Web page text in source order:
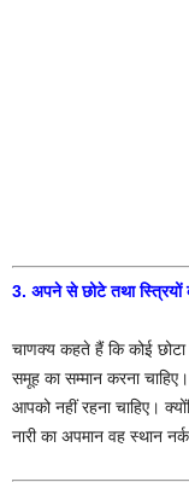
3. अपने से छोटे तथा
चाणक्य कहते हैं कि कोई छोटा
समूह का सम्मान करना
आपको नहीं रहना चाहिए।
नारी का अपमान वह स्थान